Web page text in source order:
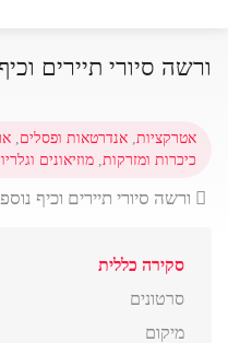
ורשה סיורי תיירים
אטרקציות, אנדרטאות ופסלים,
כיכרות ומזרקות, מוזיאונים
ורשה סיורי תיירים וכיף
סקירה כללית
סרטונים
מיקום